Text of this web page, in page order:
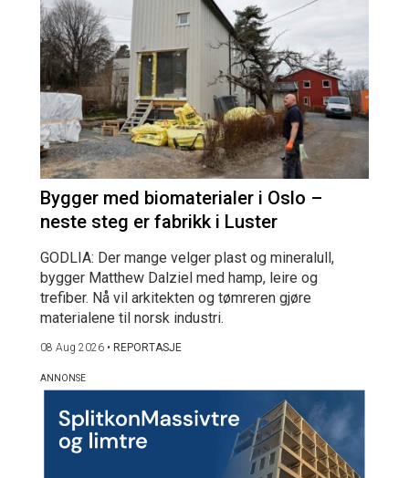
Bygger med biomaterialer i Oslo –
neste steg er fabrikk i Luster
GODLIA: Der mange velger plast og mineralull,
bygger Matthew Dalziel med hamp, leire og
trefiber. Nå vil arkitekten og tømreren gjøre
materialene til norsk industri.
08 Aug 2026 • REPORTASJE